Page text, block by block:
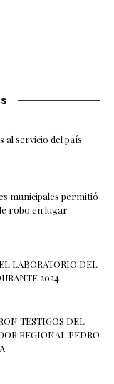
al servicio del país
municipales permitió
robo en lugar
LABORATORIO DEL
2024
TESTIGOS DEL
REGIONAL PEDRO